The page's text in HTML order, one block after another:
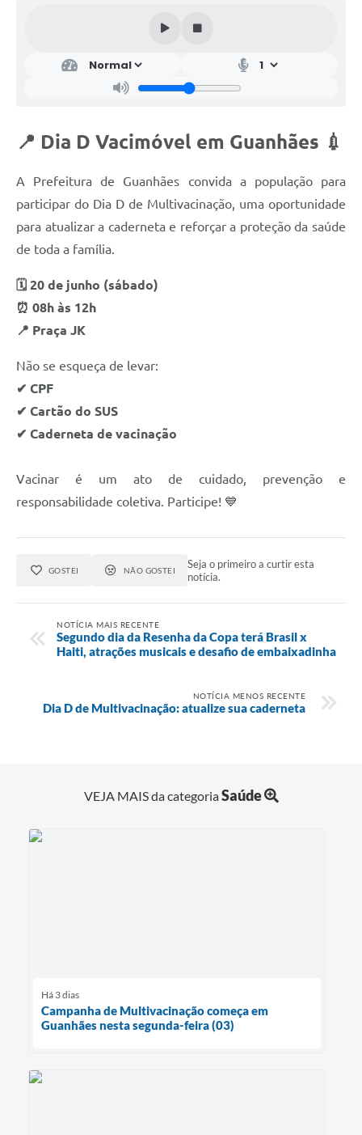
📍 Dia D Vacimóvel em Guanhães 💉
A Prefeitura de Guanhães convida a população para
participar do Dia D de Multivacinação, uma oportunidade
para atualizar a caderneta e reforçar a proteção da saúde
de toda a família.
🗓 20 de junho (sábado)
⏰ 08h às 12h
📍 Praça JK
Não se esqueça de levar:
✔ CPF
✔ Cartão do SUS
✔ Caderneta de vacinação
Vacinar é um ato de cuidado, prevenção e
responsabilidade coletiva. Participe! 💙
GOSTEI NÃO GOSTEI
Seja o primeiro a curtir esta
notícia.
NOTÍCIA MAIS RECENTE
Segundo dia da Resenha da Copa terá Brasil x
Haiti, atrações musicais e desafio de embaixadinha
NOTÍCIA MENOS RECENTE
Dia D de Multivacinação: atualize sua caderneta
VEJA MAIS da categoriaSaúde
Há 3 dias
Campanha de Multivacinação começa em
Guanhães nesta segunda-feira (03)